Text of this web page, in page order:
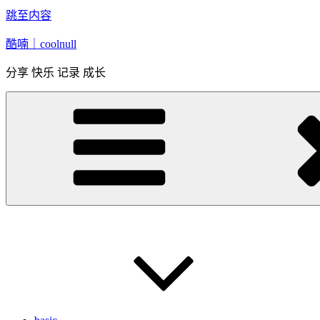
跳至内容
酷喃｜coolnull
分享 快乐 记录 成长